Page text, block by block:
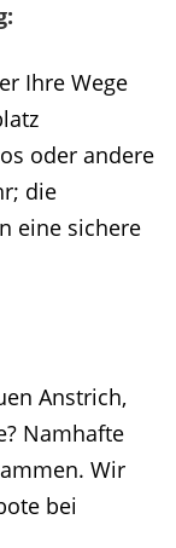
Ihre Wege
oder andere
die
eine sichere
Anstrich,
Namhafte
Wir
bei